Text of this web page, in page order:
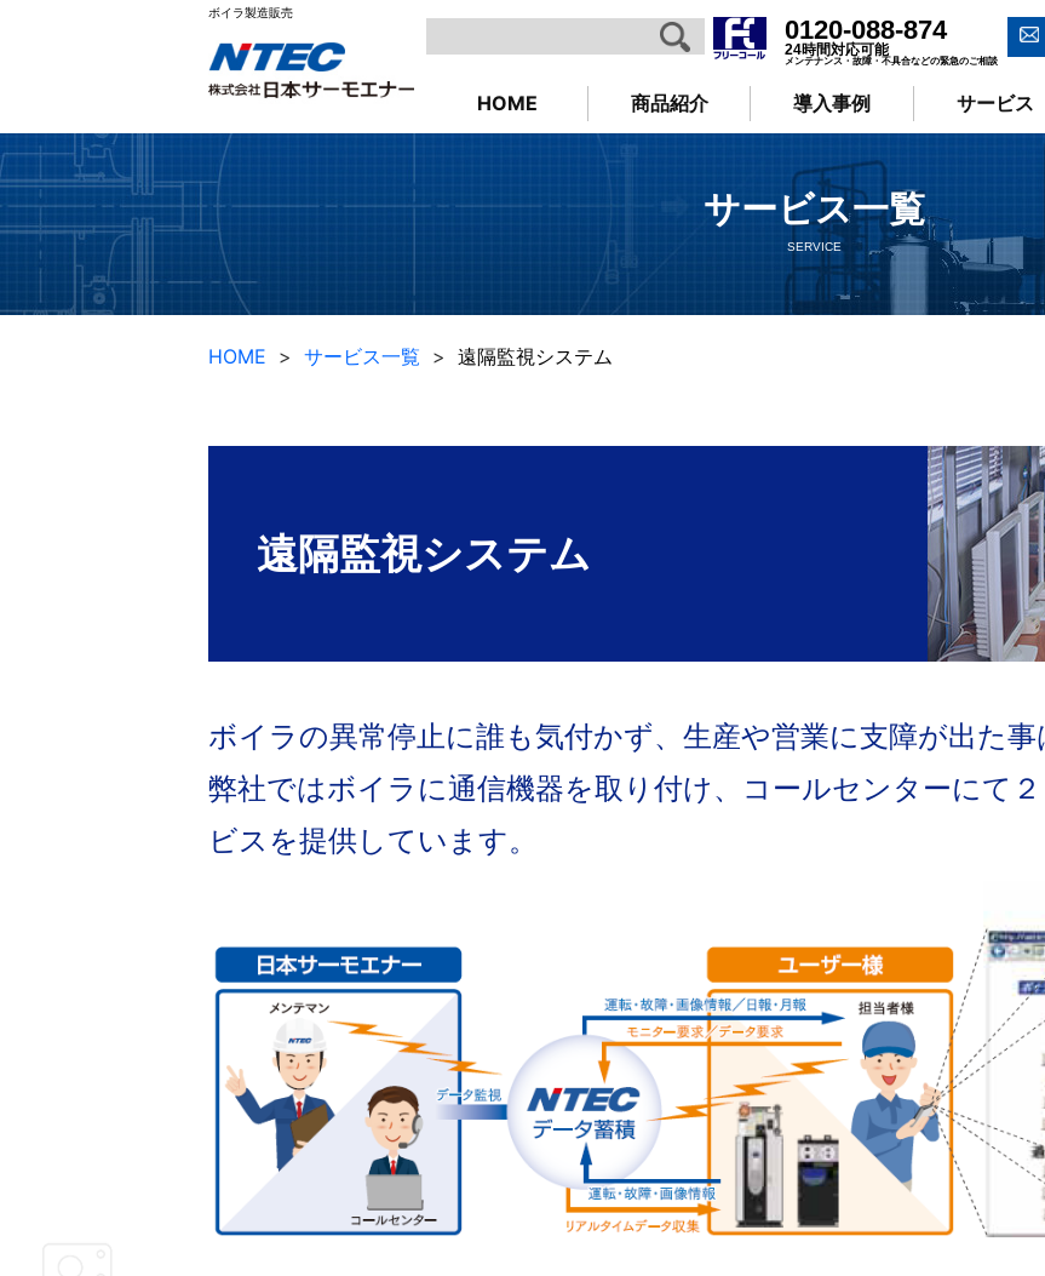
ボイラ製造販売
0120-088-874
24時間対応可能
メンテナンス・故障・不具合などの緊急のご相談
HOME 商品紹介 導入事例 サービス
サービス一覧
SERVICE
HOME サービス一覧 遠隔監視システム
遠隔監視システム
ボイラの異常停止に誰も気付かず、生産や営業に支障が出た
弊社ではボイラに通信機器を取り付け、コールセンターにて
ビスを提供しています。